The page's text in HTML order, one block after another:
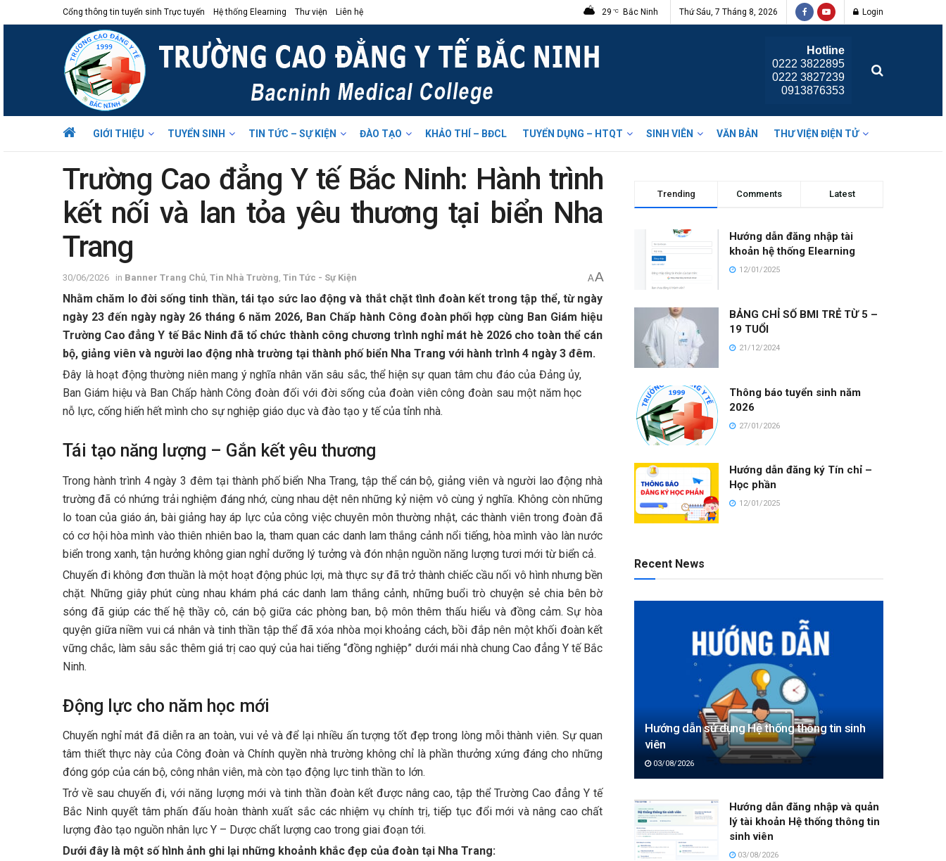
Cổng thông tin tuyển sinh Trực tuyến Hệ thống Elearning Thư viện Liên hệ 29 °C Bắc Ninh Thứ Sáu, 7 Tháng 8, 2026 Login
Hotline
0222 3822895
0222 3827239
0913876353
GIỚI THIỆU TUYỂN SINH TIN TỨC – SỰ KIỆN ĐÀO TẠO KHẢO THÍ – BĐCL TUYỂN DỤNG – HTQT SINH VIÊN VĂN BẢN THƯ VIỆN ĐIỆN TỬ
Trường Cao đẳng Y tế Bắc Ninh: Hành trình
kết nối và lan tỏa yêu thương tại biển Nha
Trang
30/06/2026 in Banner Trang Chủ, Tin Nhà Trường, Tin Tức - Sự Kiện AA
Nhằm chăm lo đời sống tinh thần, tái tạo sức lao động và thắt chặt tình đoàn kết trong tập thể, từ ngày
ngày 23 đến ngày ngày 26 tháng 6 năm 2026, Ban Chấp hành Công đoàn phối hợp cùng Ban Giám hiệu
Trường Cao đẳng Y tế Bắc Ninh đã tổ chức thành công chương trình nghỉ mát hè 2026 cho toàn thể cán
bộ, giảng viên và người lao động nhà trường tại thành phố biển Nha Trang với hành trình 4 ngày 3 đêm.
Đây là hoạt động thường niên mang ý nghĩa nhân văn sâu sắc, thể hiện sự quan tâm chu đáo của Đảng ủy,
Ban Giám hiệu và Ban Chấp hành Công đoàn đối với đời sống của đoàn viên công đoàn sau một năm học
nỗ lực, cống hiến hết mình cho sự nghiệp giáo dục và đào tạo y tế của tỉnh nhà.
Tái tạo năng lượng – Gắn kết yêu thương
Trong hành trình 4 ngày 3 đêm tại thành phố biển Nha Trang, tập thể cán bộ, giảng viên và người lao động nhà
trường đã có nhứng trải nghiệm đáng nhớ, cùng nhau dệt nên những kỷ niệm vô cùng ý nghĩa. Không còn những
lo toan của giáo án, bài giảng hay áp lực của công việc chuyên môn thường nhật, các thành viên trong đoàn đã
có cơ hội hòa mình vào thiên nhiên bao la, tham quan các danh lam thắng cảnh nổi tiếng, hòa mình vào làn nước
biển trong xanh, tận hưởng không gian nghỉ dưỡng lý tưởng và đón nhận nguồn năng lượng tươi mới từ biển cả.
Chuyến đi không đơn thuần là một hoạt động phúc lợi, mà thực sự đã trở thành chiếc cầu nối vô hình nhưng bền
chặt. Những giây phút cùng nhau khám phá các danh lam thắng cảnh, những buổi trò chuyện sẻ chia bên bờ
sóng đã giúp các thế hệ thầy cô, cán bộ giữa các phòng ban, bộ môn thêm thấu hiểu và đồng cảm. Sự hòa
quyện giữa niềm vui cá nhân và tinh thần tập thể đã xóa nhòa mọi khoảng cách, bồi đắp nên một khối đoàn kết
vững chắc, làm sâu sắc thêm giá trị cao quý của hai tiếng “đồng nghiệp” dưới mái nhà chung Cao đẳng Y tế Bắc
Ninh.
Động lực cho năm học mới
Chuyến nghỉ mát đã diễn ra an toàn, vui vẻ và để lại nhiều ấn tượng tốt đẹp trong lòng mỗi thành viên. Sự quan
tâm thiết thực này của Công đoàn và Chính quyền nhà trường không chỉ là phần thưởng xứng đáng cho những
đóng góp của cán bộ, công nhân viên, mà còn tạo động lực tinh thần to lớn.
Trở về sau chuyến đi, với năng lượng mới và tinh thần đoàn kết được nâng cao, tập thể Trường Cao đẳng Y tế
Bắc Ninh quyết tâm phấn đấu hoàn thành xuất sắc các nhiệm vụ chính trị, tiếp tục đổi mới và nâng cao chất
lượng đào tạo nguồn nhân lực Y – Dược chất lượng cao trong giai đoạn tới.
Dưới đây là một số hình ảnh ghi lại những khoảnh khắc đẹp của đoàn tại Nha Trang:
Trending Comments Latest
Hướng dẫn đăng nhập tài
khoản hệ thống Elearning
12/01/2025
BẢNG CHỈ SỐ BMI TRẺ TỪ 5 –
19 TUỔI
21/12/2024
Thông báo tuyển sinh năm
2026
27/01/2026
Hướng dẫn đăng ký Tín chỉ –
Học phần
12/01/2025
Recent News
Hướng dẫn sử dụng Hệ thống thông tin sinh
viên
03/08/2026
Hướng dẫn đăng nhập và quản
lý tài khoản Hệ thống thông tin
sinh viên
03/08/2026